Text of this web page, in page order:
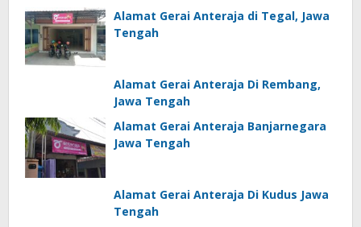
Alamat Gerai Anteraja di Tegal, Jawa
Tengah
Alamat Gerai Anteraja Di Rembang,
Jawa Tengah
Alamat Gerai Anteraja Banjarnegara
Jawa Tengah
Alamat Gerai Anteraja Di Kudus Jawa
Tengah